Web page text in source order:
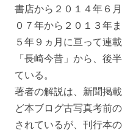
書店から２０１４年６
０７年から２０１３年
５年９ヵ月に亘って連
「長崎今昔」から、後
ている。
著者の解説は、新聞掲
ど本ブログ古写真考前
されているが、刊行本